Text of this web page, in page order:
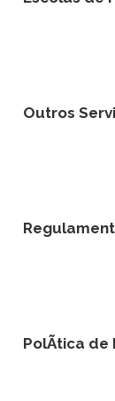
Outros
PolÃ­tica de